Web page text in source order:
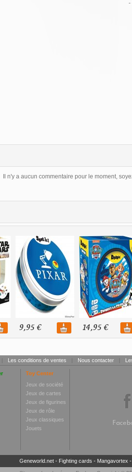
-
Il n'y a aucun commentaire pour le moment,
9,95 € 14,95 €
| Les conditions de ventes | Nous contacter |
Toy Center
Jeux de société
Jeux de cartes
Jeux de figurines
Jeux de rôle
Jeux classiques
Jouets
Geneworld.net- Fighting cards - Mangavortex -